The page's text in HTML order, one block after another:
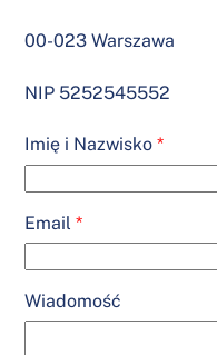
00-023 Warszawa
NIP 5252545552
Imię i Nazwisko*
Email*
Wiadomość